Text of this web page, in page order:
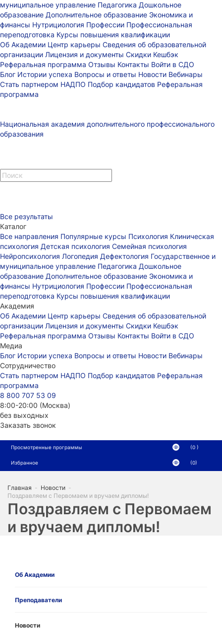
муниципальное управление Педагогика Дошкольное
образование Дополнительное образование Экономика и
финансы Нутрициология Профессии Профессиональная
переподготовка Курсы повышения квалификации
Об Академии Центр карьеры Сведения об образовательной
организации Лицензия и документы Скидки Кешбэк
Реферальная программа Отзывы Контакты Войти в СДО
Блог Истории успеха Вопросы и ответы Новости Вебинары
Стать партнером НАДПО Подбор кандидатов Реферальная
программа
Национальная академия дополнительного профессионального
образования
Все результаты
Каталог
Все направления Популярные курсы Психология Клиническая
психология Детская психология Семейная психология
Нейропсихология Логопедия Дефектология Государственное и
муниципальное управление Педагогика Дошкольное
образование Дополнительное образование Экономика и
финансы Нутрициология Профессии Профессиональная
переподготовка Курсы повышения квалификации
Академия
Об Академии Центр карьеры Сведения об образовательной
организации Лицензия и документы Скидки Кешбэк
Реферальная программа Отзывы Контакты Войти в СДО
Медиа
Блог Истории успеха Вопросы и ответы Новости Вебинары
Сотрудничество
Стать партнером НАДПО Подбор кандидатов Реферальная
программа
8 800 707 53 09
8:00-20:00 (Москва)
без выходных
Заказать звонок
Просмотренные программы (0 )
Избранное (0)
Главная - Новости -
Поздравляем с Первомаем и вручаем дипломы!
Поздравляем с Первомаем
и вручаем дипломы!
Об Академии
Преподаватели
Новости